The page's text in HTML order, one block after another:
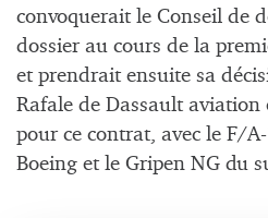
convoquerait le Conseil de
dossier au cours de la
et prendrait ensuite sa
Rafale de Dassault aviation
pour ce contrat, avec le F/
Boeing et le Gripen NG du